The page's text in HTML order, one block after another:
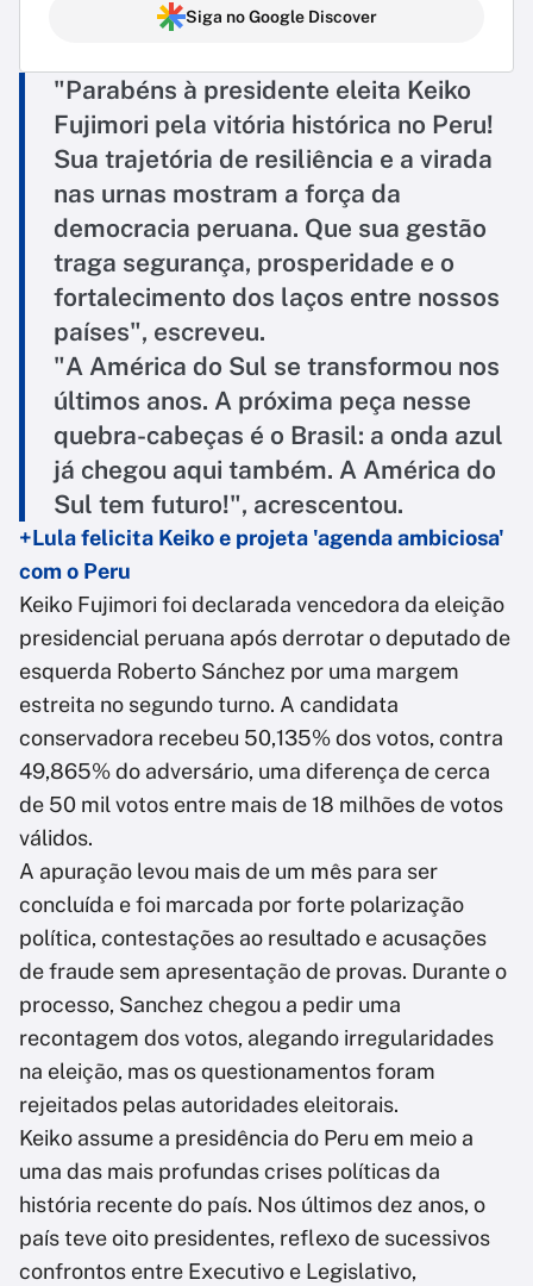
Siga no Google Discover
"Parabéns à presidente eleita Keiko
Fujimori pela vitória histórica no Peru!
Sua trajetória de resiliência e a virada
nas urnas mostram a força da
democracia peruana. Que sua gestão
traga segurança, prosperidade e o
fortalecimento dos laços entre nossos
países", escreveu.
"A América do Sul se transformou nos
últimos anos. A próxima peça nesse
quebra-cabeças é o Brasil: a onda azul
já chegou aqui também. A América do
Sul tem futuro!", acrescentou.
+Lula felicita Keiko e projeta 'agenda ambiciosa'
com o Peru
Keiko Fujimori foi declarada vencedora da eleição
presidencial peruana após derrotar o deputado de
esquerda Roberto Sánchez por uma margem
estreita no segundo turno. A candidata
conservadora recebeu 50,135% dos votos, contra
49,865% do adversário, uma diferença de cerca
de 50 mil votos entre mais de 18 milhões de votos
válidos.
A apuração levou mais de um mês para ser
concluída e foi marcada por forte polarização
política, contestações ao resultado e acusações
de fraude sem apresentação de provas. Durante o
processo, Sanchez chegou a pedir uma
recontagem dos votos, alegando irregularidades
na eleição, mas os questionamentos foram
rejeitados pelas autoridades eleitorais.
Keiko assume a presidência do Peru em meio a
uma das mais profundas crises políticas da
história recente do país. Nos últimos dez anos, o
país teve oito presidentes, reflexo de sucessivos
confrontos entre Executivo e Legislativo,